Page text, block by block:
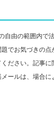
自由の範囲内で
でお気づきの
ださい。記事
ールは、場合